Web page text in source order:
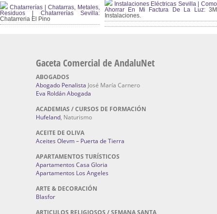
Chatarrerías | Chatarras, Metales,
Residuos | Chatarrerías Sevilla:
Chatarreria El Pino
Instalaciones Eléctricas Sevilla | Como
Ahorrar En Mi Factura De La Luz:3M
Instalaciones.
Gaceta Comercial de AndaluNet
ABOGADOS
Abogado Penalista José María Carnero
Eva Roldán Abogada
ACADEMIAS / CURSOS DE FORMACIÓN
Hufeland, Naturismo
ACEITE DE OLIVA
Aceites Olevm – Puerta de Tierra
APARTAMENTOS TURÍSTICOS
Apartamentos Casa Gloria
Apartamentos Los Angeles
ARTE & DECORACIÓN
Blasfor
ARTICULOS RELIGIOSOS / SEMANA SANTA